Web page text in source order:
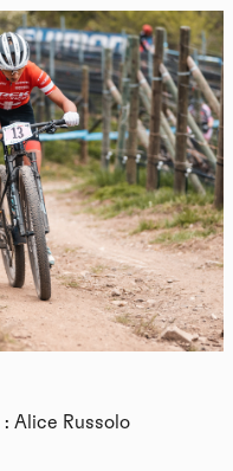
Alice Russolo